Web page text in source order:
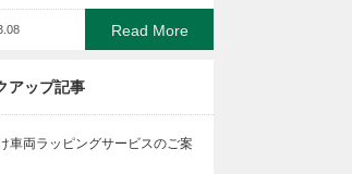
Read More
アップ記事
車両ラッピングサービスのご案